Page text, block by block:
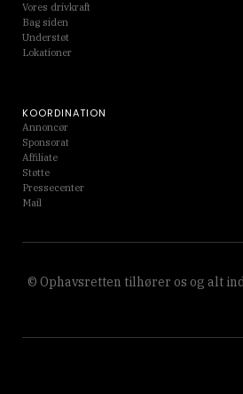
© Ophavsretten tilhører os og alt
Vores drivkraft
Bag siden
Understøt
Lokationer
KOORDINATION
Annoncør
Sponsorat
Affiliate
Støtte
Pressecenter
Mail